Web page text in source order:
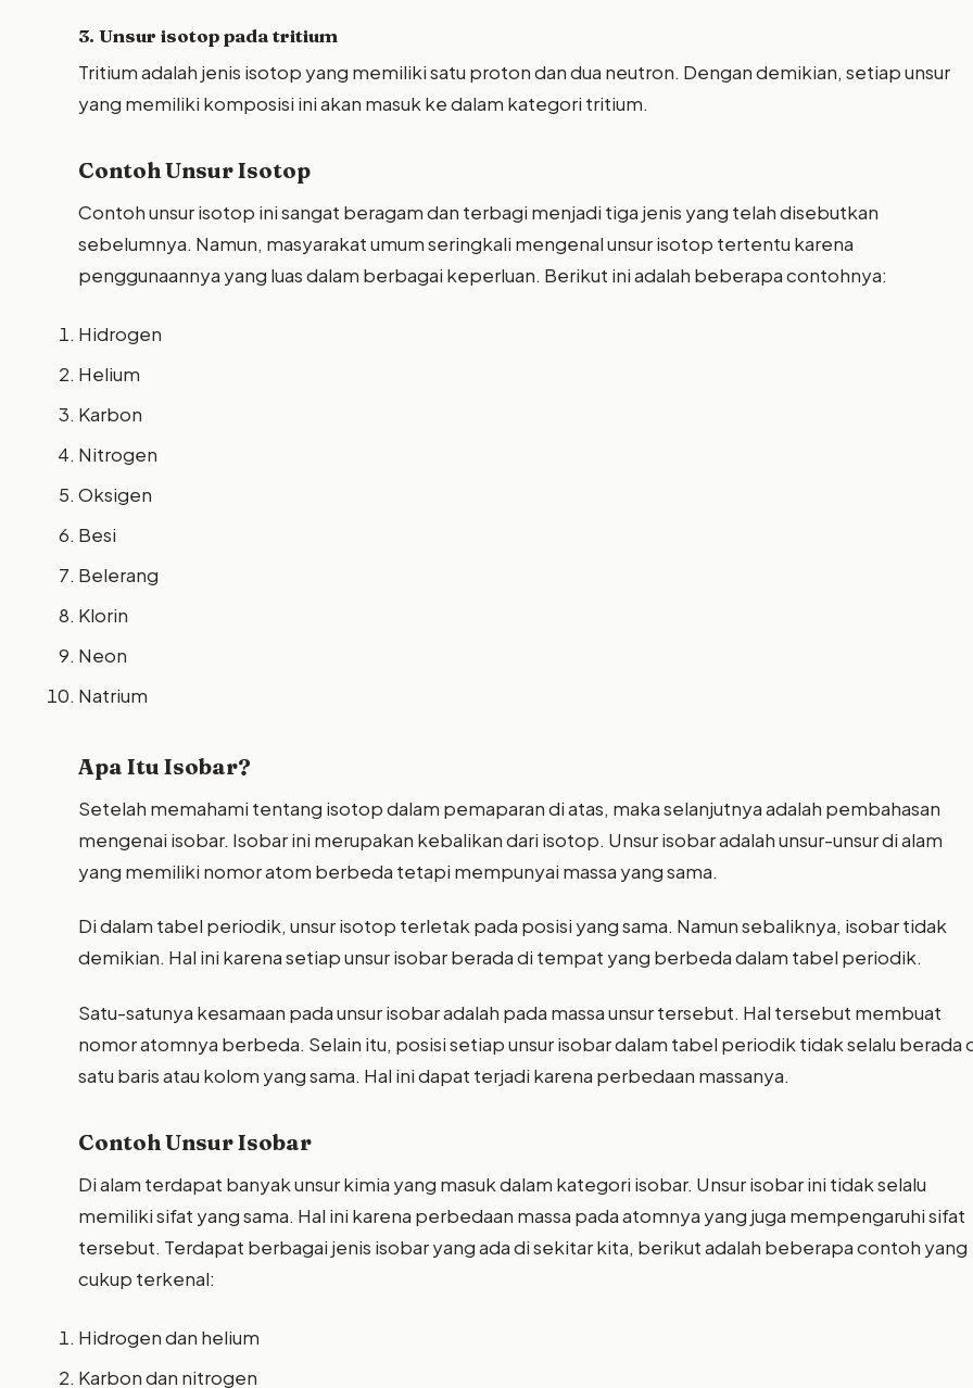
3. Unsur isotop pada tritium
Tritium adalah jenis isotop yang memiliki satu proton dan dua neutron. Dengan demikian, setiap unsur
yang memiliki komposisi ini akan masuk ke dalam kategori tritium.
Contoh Unsur Isotop
Contoh unsur isotop ini sangat beragam dan terbagi menjadi tiga jenis yang telah disebutkan
sebelumnya. Namun, masyarakat umum seringkali mengenal unsur isotop tertentu karena
penggunaannya yang luas dalam berbagai keperluan. Berikut ini adalah beberapa contohnya:
Hidrogen
Helium
Karbon
Nitrogen
Oksigen
Besi
Belerang
Klorin
Neon
Natrium
Apa Itu Isobar?
Setelah memahami tentang isotop dalam pemaparan di atas, maka selanjutnya adalah pembahasan
mengenai isobar. Isobar ini merupakan kebalikan dari isotop. Unsur isobar adalah unsur-unsur di alam
yang memiliki nomor atom berbeda tetapi mempunyai massa yang sama.
Di dalam tabel periodik, unsur isotop terletak pada posisi yang sama. Namun sebaliknya, isobar tidak
demikian. Hal ini karena setiap unsur isobar berada di tempat yang berbeda dalam tabel periodik.
Satu-satunya kesamaan pada unsur isobar adalah pada massa unsur tersebut. Hal tersebut membuat
nomor atomnya berbeda. Selain itu, posisi setiap unsur isobar dalam tabel periodik tidak selalu berada
satu baris atau kolom yang sama. Hal ini dapat terjadi karena perbedaan massanya.
Contoh Unsur Isobar
Di alam terdapat banyak unsur kimia yang masuk dalam kategori isobar. Unsur isobar ini tidak selalu
memiliki sifat yang sama. Hal ini karena perbedaan massa pada atomnya yang juga mempengaruhi sifat
tersebut. Terdapat berbagai jenis isobar yang ada di sekitar kita, berikut adalah beberapa contoh yang
cukup terkenal:
Hidrogen dan helium
Karbon dan nitrogen